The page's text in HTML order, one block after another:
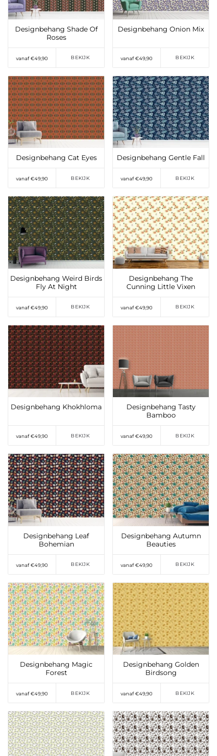
Designbehang Shade Of
Roses
vanaf €49,90 BEKIJK
Designbehang Onion Mix
vanaf €49,90 BEKIJK
Toevoegen aan
verlanglijst
Designbehang Cat Eyes
vanaf €49,90 BEKIJK
Toevoegen aan
verlanglijst
Designbehang Gentle Fall
vanaf €49,90 BEKIJK
Toevoegen aan
verlanglijst
Designbehang Weird Birds
Fly At Night
vanaf €49,90 BEKIJK
Toevoegen aan
verlanglijst
Designbehang The
Cunning Little Vixen
vanaf €49,90 BEKIJK
Toevoegen aan
verlanglijst
Designbehang Khokhloma
vanaf €49,90 BEKIJK
Toevoegen aan
verlanglijst
Designbehang Tasty
Bamboo
vanaf €49,90 BEKIJK
Toevoegen aan
verlanglijst
Designbehang Leaf
Bohemian
vanaf €49,90 BEKIJK
Toevoegen aan
verlanglijst
Designbehang Autumn
Beauties
vanaf €49,90 BEKIJK
Toevoegen aan
verlanglijst
Designbehang Magic
Forest
vanaf €49,90 BEKIJK
Toevoegen aan
verlanglijst
Designbehang Golden
Birdsong
vanaf €49,90 BEKIJK
Toevoegen aan
Toevoegen aan